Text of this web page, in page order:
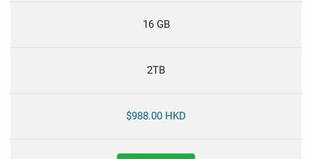
16 GB
2TB
$988.00 HKD